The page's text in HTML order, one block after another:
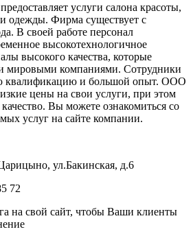
услуги салона красоты,
одежды. Фирма существует с
В своей работе персонал
высокотехнологичное
высокого качества, которые
мировыми компаниями. Сотрудники
и большой опыт. ООО
цены на свои услуги, при этом
Вы можете ознакомиться со
услуг на сайте компании.
ул.Бакинская, д.6
72
на свой сайт, чтобы Ваши клиенты